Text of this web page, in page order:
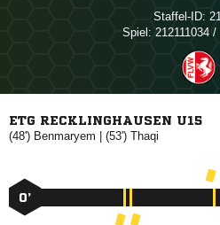
Staffel-ID:
Spiel: 212111034
ETG RECKLINGHAUSEN U15
(48')  | (53') 
0’